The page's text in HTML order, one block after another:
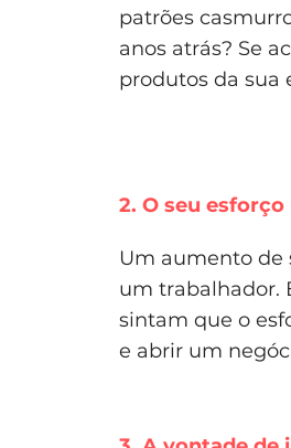
patrões
anos atrás? Se
produtos da sua
2. O seu
Um aumento de
um trabalhador.
sintam que o
e abrir um